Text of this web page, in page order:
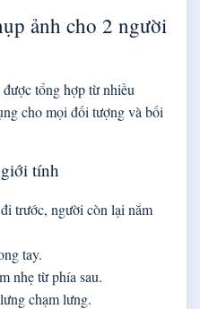
ảnh cho 2 người
tổng hợp từ nhiều
cho mọi đối tượng và bối
tính
trước, người còn lại nắm
tay.
nhẹ từ phía sau.
chạm lưng.